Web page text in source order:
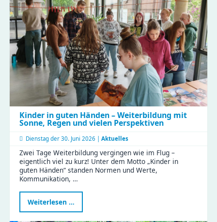
der
Gustav
|
Clubraum
eingeweiht
Kinder in guten Händen – Weiterbildung mit
Sonne, Regen und vielen Perspektiven
Dienstag der 30. Juni 2026 | Aktuelles
Zwei Tage Weiterbildung vergingen wie im Flug –
eigentlich viel zu kurz! Unter dem Motto „Kinder in
guten Händen“ standen Normen und Werte,
Kommunikation, …
Weiterlesen …
in